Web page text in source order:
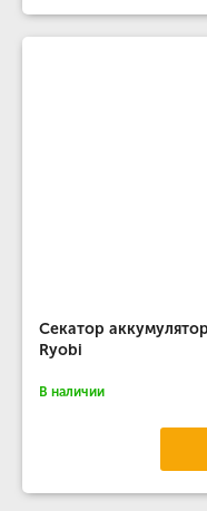
Секатор
Ryobi
В наличии